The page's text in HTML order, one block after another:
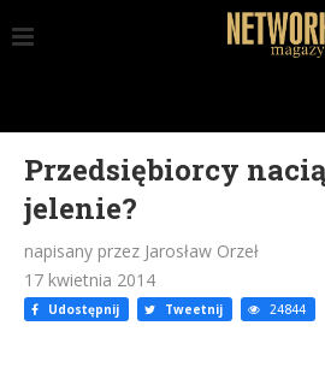
Przedsiębiorcy
jelenie?
napisany przez Jarosław Orzeł
17 kwietnia 2014
Udostępnij Tweetnij 24844